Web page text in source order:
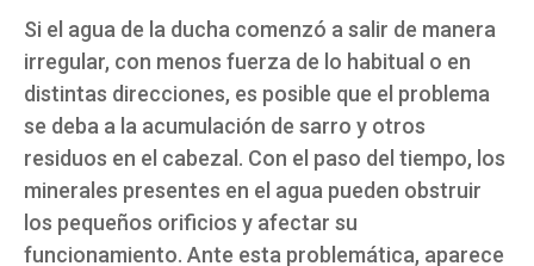
Si el agua de la ducha comenzó a salir de manera
irregular, con menos fuerza de lo habitual o en
distintas direcciones, es posible que el problema
se deba a la acumulación de sarro y otros
residuos en el cabezal. Con el paso del tiempo, los
minerales presentes en el agua pueden obstruir
los pequeños orificios y afectar su
funcionamiento. Ante esta problemática, aparece